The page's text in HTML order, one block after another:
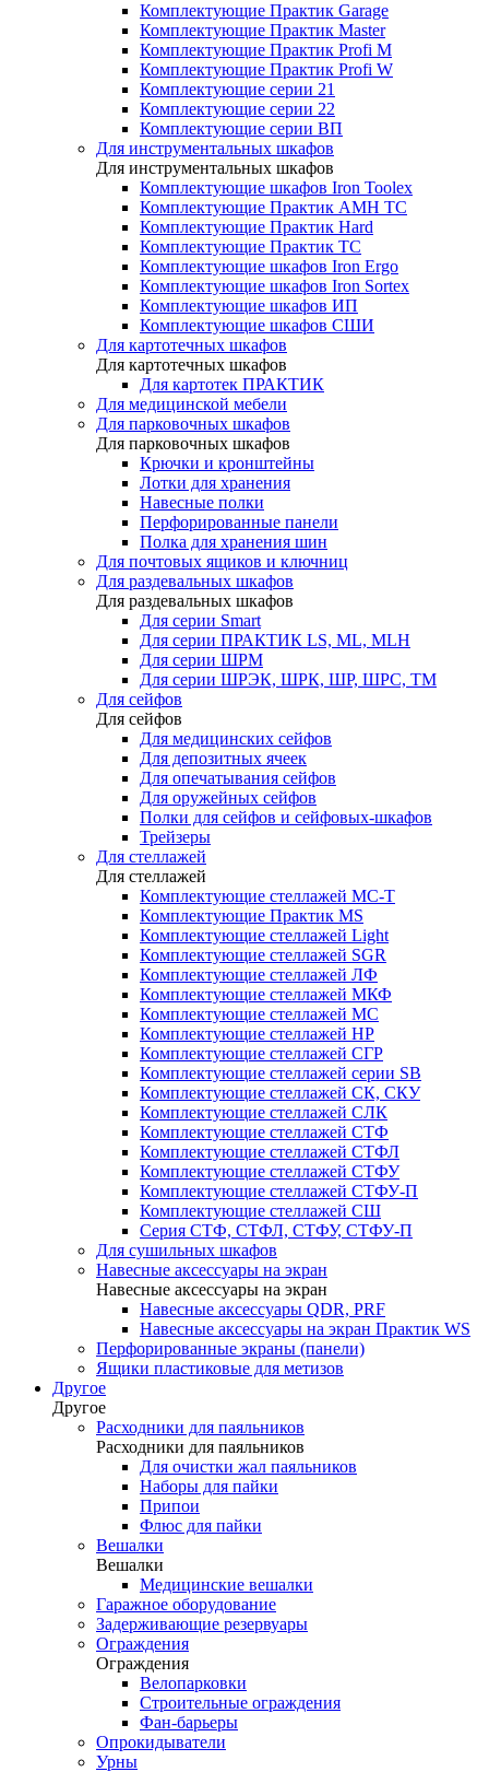
Комплектующие Практик Garage
Комплектующие Практик Master
Комплектующие Практик Profi M
Комплектующие Практик Profi W
Комплектующие серии 21
Комплектующие серии 22
Комплектующие серии ВП
Для инструментальных шкафов
Для инструментальных шкафов
Комплектующие шкафов Iron Toolex
Комплектующие Практик AMH ТС
Комплектующие Практик Hard
Комплектующие Практик ТС
Комплектующие шкафов Iron Ergo
Комплектующие шкафов Iron Sortex
Комплектующие шкафов ИП
Комплектующие шкафов СШИ
Для картотечных шкафов
Для картотечных шкафов
Для картотек ПРАКТИК
Для медицинской мебели
Для парковочных шкафов
Для парковочных шкафов
Крючки и кронштейны
Лотки для хранения
Навесные полки
Перфорированные панели
Полка для хранения шин
Для почтовых ящиков и ключниц
Для раздевальных шкафов
Для раздевальных шкафов
Для серии Smart
Для серии ПРАКТИК LS, ML, MLH
Для серии ШРМ
Для серии ШРЭК, ШРК, ШР, ШРС, ТМ
Для сейфов
Для сейфов
Для медицинских сейфов
Для депозитных ячеек
Для опечатывания сейфов
Для оружейных сейфов
Полки для сейфов и сейфовых-шкафов
Трейзеры
Для стеллажей
Для стеллажей
Комплектующие стеллажей МС-Т
Комплектующие Практик MS
Комплектующие стеллажей Light
Комплектующие стеллажей SGR
Комплектующие стеллажей ЛФ
Комплектующие стеллажей МКФ
Комплектующие стеллажей МС
Комплектующие стеллажей НР
Комплектующие стеллажей СГР
Комплектующие стеллажей серии SB
Комплектующие стеллажей СК, СКУ
Комплектующие стеллажей СЛК
Комплектующие стеллажей СТФ
Комплектующие стеллажей СТФЛ
Комплектующие стеллажей СТФУ
Комплектующие стеллажей СТФУ-П
Комплектующие стеллажей СШ
Серия СТФ, СТФЛ, СТФУ, СТФУ-П
Для сушильных шкафов
Навесные аксессуары на экран
Навесные аксессуары на экран
Навесные аксессуары QDR, PRF
Навесные аксессуары на экран Практик WS
Перфорированные экраны (панели)
Ящики пластиковые для метизов
Другое
Другое
Расходники для паяльников
Расходники для паяльников
Для очистки жал паяльников
Наборы для пайки
Припои
Флюс для пайки
Вешалки
Вешалки
Медицинские вешалки
Гаражное оборудование
Задерживающие резервуары
Ограждения
Ограждения
Велопарковки
Строительные ограждения
Фан-барьеры
Опрокидыватели
Урны